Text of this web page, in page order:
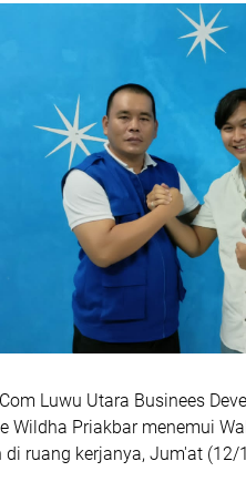
Luwu Utara Businees
Wildha Priakbar menemui
di ruang kerjanya, Jum'at (12/